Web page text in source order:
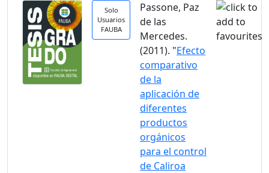
Solo
Usuarios
FAUBA
Passone, Paz
de las
Mercedes.
(2011). "Efecto
comparativo
de la
aplicación de
diferentes
productos
orgánicos
para el control
de Caliroa